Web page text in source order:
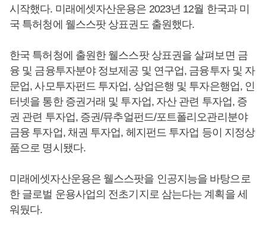
시작했다. 미래에셋자산운용은 2023년 12월 한국과 미
국 특허청에 웰스스팟 상표권도 출원했다.
한국 특허청에 출원한 웰스스팟 상표권을 살펴보면 금
융 및 금융투자분야 정보제공 및 연구업, 금융투자 및 자
문업, 사모투자펀드 투자업, 상업은행 및 투자은행업, 인
터넷을 통한 증권거래 및 투자업, 자산 관련 투자업, 증
권 관련 투자업, 증권/뮤추얼펀드/포트폴리오관리분야
금융 투자업, 채권 투자업, 헤지펀드 투자업 등이 지정상
품으로 명시됐다.
미래에셋자산운용은 웰스스팟을 인공지능을 바탕으로
한 글로벌 운용사업의 전초기지로 삼는다는 계획을 세
워뒀다.